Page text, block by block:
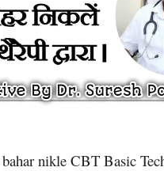
nikle CBT Basic